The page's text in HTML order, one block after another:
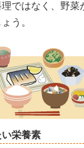
ではなく、野菜
う。
栄養素